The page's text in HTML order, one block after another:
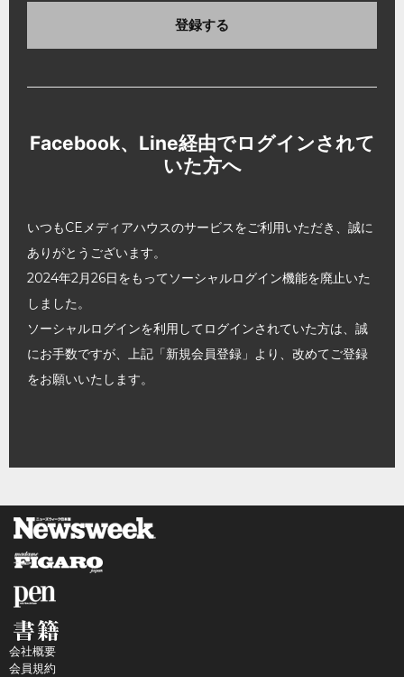
登録する
Facebook、Line経由でログインされて
いた方へ
いつもCEメディアハウスのサービスをご利用いただき、誠に
ありがとうございます。
2024年2月26日をもってソーシャルログイン機能を廃止いた
しました。
ソーシャルログインを利用してログインされていた方は、誠
にお手数ですが、上記「新規会員登録」より、改めてご登録
をお願いいたします。
会社概要
会員規約